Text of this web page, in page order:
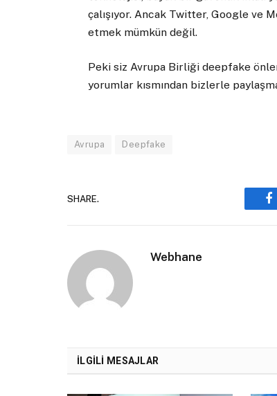
çalışıyor. Ancak Twitter, Google ve
etmek mümkün değil.
Peki siz Avrupa Birliği deepfake
yorumlar kısmından bizlerle
Avrupa Deepfake
SHARE.
Webhane
İLGILI MESAJLAR